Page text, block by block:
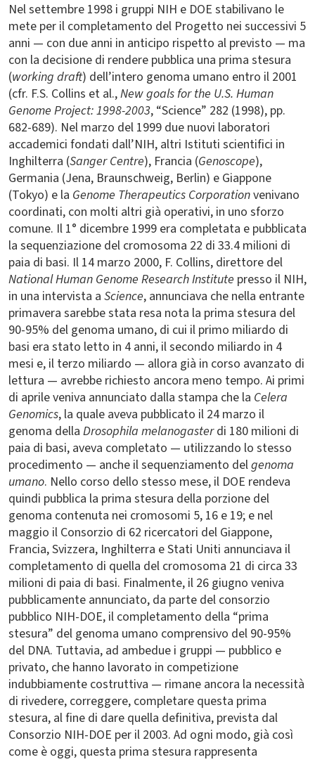
Nel settembre 1998 i gruppi NIH e DOE stabilivano le
mete per il completamento del Progetto nei successivi 5
anni — con due anni in anticipo rispetto al previsto — ma
con la decisione di rendere pubblica una prima stesura
(working draft) dell’intero genoma umano entro il 2001
(cfr. F.S. Collins et al.,New goals for the U.S. Human
Genome Project: 1998-2003, “Science” 282 (1998), pp.
682-689). Nel marzo del 1999 due nuovi laboratori
accademici fondati dall’NIH, altri Istituti scientifici in
Inghilterra (Sanger Centre), Francia (Genoscope),
Germania (Jena, Braunschweig, Berlin) e Giappone
(Tokyo) e la Genome Therapeutics Corporationvenivano
coordinati, con molti altri già operativi, in uno sforzo
comune. Il 1° dicembre 1999 era completata e pubblicata
la sequenziazione del cromosoma 22 di 33.4 milioni di
paia di basi. Il 14 marzo 2000, F. Collins, direttore del
National Human Genome Research Institute presso il NIH,
in una intervista a Science, annunciava che nella entrante
primavera sarebbe stata resa nota la prima stesura del
90-95% del genoma umano, di cui il primo miliardo di
basi era stato letto in 4 anni, il secondo miliardo in 4
mesi e, il terzo miliardo — allora già in corso avanzato di
lettura — avrebbe richiesto ancora meno tempo. Ai primi
di aprile veniva annunciato dalla stampa che la Celera
Genomics, la quale aveva pubblicato il 24 marzo il
genoma della Drosophila melanogasterdi 180 milioni di
paia di basi, aveva completato — utilizzando lo stesso
procedimento — anche il sequenziamento delgenoma
umano. Nello corso dello stesso mese, il DOE rendeva
quindi pubblica la prima stesura della porzione del
genoma contenuta nei cromosomi 5, 16 e 19; e nel
maggio il Consorzio di 62 ricercatori del Giappone,
Francia, Svizzera, Inghilterra e Stati Uniti annunciava il
completamento di quella del cromosoma 21 di circa 33
milioni di paia di basi. Finalmente, il 26 giugno veniva
pubblicamente annunciato, da parte del consorzio
pubblico NIH-DOE, il completamento della “prima
stesura” del genoma umano comprensivo del 90-95%
del DNA. Tuttavia, ad ambedue i gruppi — pubblico e
privato, che hanno lavorato in competizione
indubbiamente costruttiva — rimane ancora la necessità
di rivedere, correggere, completare questa prima
stesura, al fine di dare quella definitiva, prevista dal
Consorzio NIH-DOE per il 2003. Ad ogni modo, già così
come è oggi, questa prima stesura rappresenta